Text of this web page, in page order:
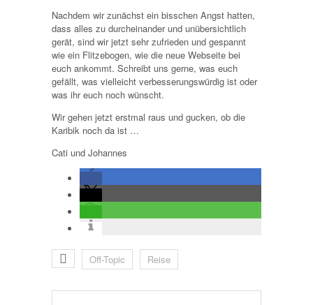
Nachdem wir zunächst ein bisschen Angst hatten,
dass alles zu durcheinander und unübersichtlich
gerät, sind wir jetzt sehr zufrieden und gespannt
wie ein Flitzebogen, wie die neue Webseite bei
euch ankommt. Schreibt uns gerne, was euch
gefällt, was vielleicht verbesserungswürdig ist oder
was ihr euch noch wünscht.
Wir gehen jetzt erstmal raus und gucken, ob die
Karibik noch da ist …
Cati und Johannes
Off-Topic Reise